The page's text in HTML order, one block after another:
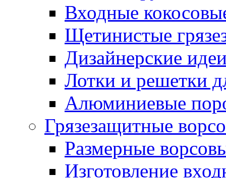
Входные
Щетинистые
Дизайнерские
Лотки и решетки
Алюминиевые
Грязезащитные
Размерные
Изготовление